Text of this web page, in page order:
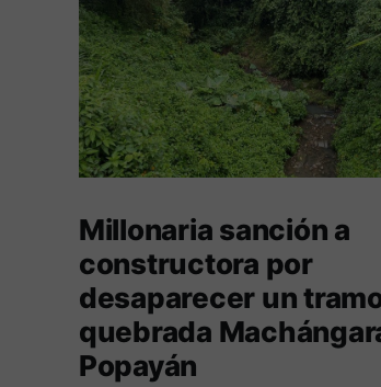
Millonaria sanción a
constructora por
desaparecer un
quebrada
Popayán